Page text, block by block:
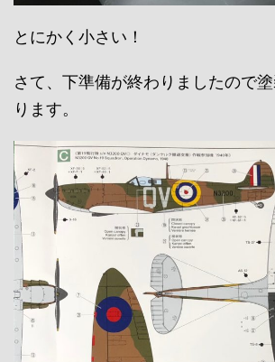
とにかく小さい！
さて、下準備が終わりましたので
ります。